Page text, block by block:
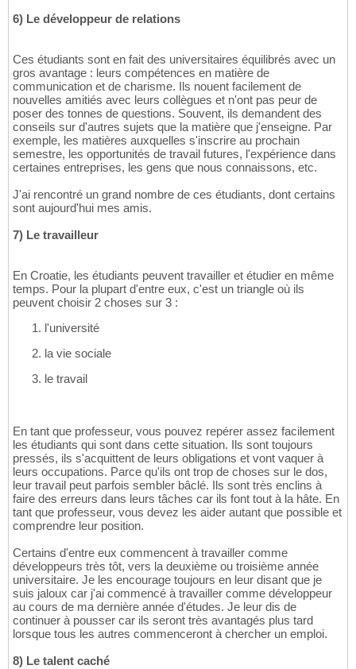
6) Le développeur de relations
Ces étudiants sont en fait des universitaires équilibrés avec un
gros avantage : leurs compétences en matière de
communication et de charisme. Ils nouent facilement de
nouvelles amitiés avec leurs collègues et n'ont pas peur de
poser des tonnes de questions. Souvent, ils demandent des
conseils sur d'autres sujets que la matière que j'enseigne. Par
exemple, les matières auxquelles s'inscrire au prochain
semestre, les opportunités de travail futures, l'expérience dans
certaines entreprises, les gens que nous connaissons, etc.
J'ai rencontré un grand nombre de ces étudiants, dont certains
sont aujourd'hui mes amis.
7) Le travailleur
En Croatie, les étudiants peuvent travailler et étudier en même
temps. Pour la plupart d'entre eux, c'est un triangle où ils
peuvent choisir 2 choses sur 3 :
l'université
la vie sociale
le travail
En tant que professeur, vous pouvez repérer assez facilement
les étudiants qui sont dans cette situation. Ils sont toujours
pressés, ils s'acquittent de leurs obligations et vont vaquer à
leurs occupations. Parce qu'ils ont trop de choses sur le dos,
leur travail peut parfois sembler bâclé. Ils sont très enclins à
faire des erreurs dans leurs tâches car ils font tout à la hâte. En
tant que professeur, vous devez les aider autant que possible et
comprendre leur position.
Certains d'entre eux commencent à travailler comme
développeurs très tôt, vers la deuxième ou troisième année
universitaire. Je les encourage toujours en leur disant que je
suis jaloux car j'ai commencé à travailler comme développeur
au cours de ma dernière année d'études. Je leur dis de
continuer à pousser car ils seront très avantagés plus tard
lorsque tous les autres commenceront à chercher un emploi.
8) Le talent caché